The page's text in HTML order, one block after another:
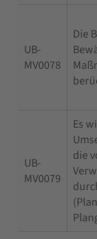
UB-
MV0078
Die
UB-
MV0079
Es
die